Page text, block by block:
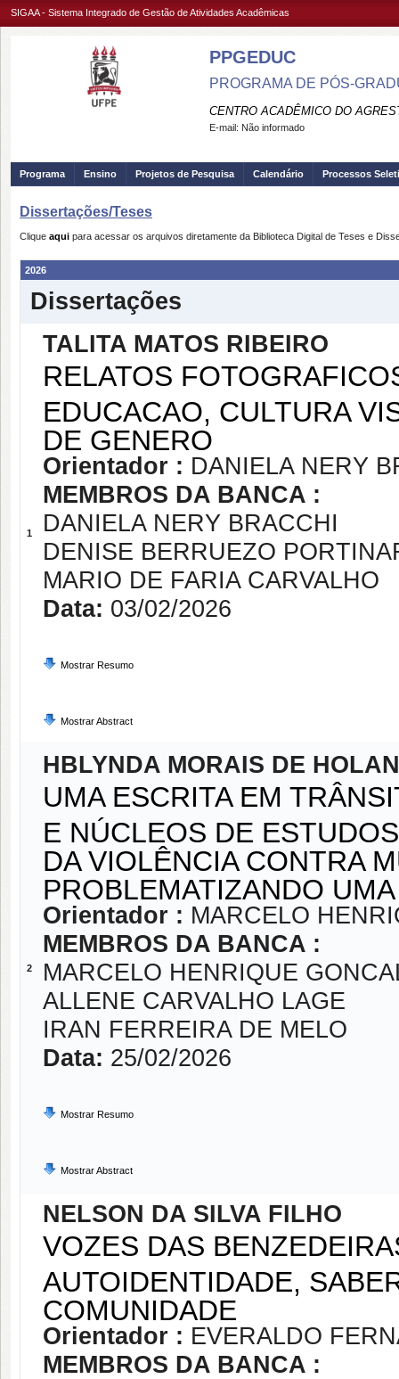
SIGAA - Sistema Integrado de Gestão de Atividades Acadêmicas
PPGEDUC
PROGRAMA DE PÓS-
CENTRO ACADÊMICO DO
E-mail: Não informado
Programa Ensino Projetos de Pesquisa Calendário Processos
Dissertações/Teses
Clique aqui para acessar os arquivos diretamente da Biblioteca Digital de Teses e
2026
Dissertações
1
TALITA MATOS RIBEIRO
RELATOS
EDUCACAO, CULTURA
DE GENERO
Orientador : DANIELA NERY
MEMBROS DA BANCA :
DANIELA NERY BRACCHI
DENISE BERRUEZO
MARIO DE FARIA CARVALHO
Data: 03/02/2026
Mostrar Resumo
Mostrar Abstract
2
HBLYNDA MORAIS DE
UMA ESCRITA EM
E NÚCLEOS DE
DA VIOLÊNCIA CONTRA
PROBLEMATIZANDO
Orientador : MARCELO
MEMBROS DA BANCA :
MARCELO HENRIQUE
ALLENE CARVALHO LAGE
IRAN FERREIRA DE MELO
Data: 25/02/2026
Mostrar Resumo
Mostrar Abstract
NELSON DA SILVA FILHO
VOZES DAS
AUTOIDENTIDADE,
COMUNIDADE
Orientador : EVERALDO
MEMBROS DA BANCA :